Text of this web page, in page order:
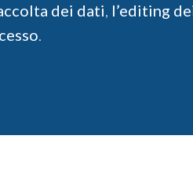
dei dati, l’editing
.